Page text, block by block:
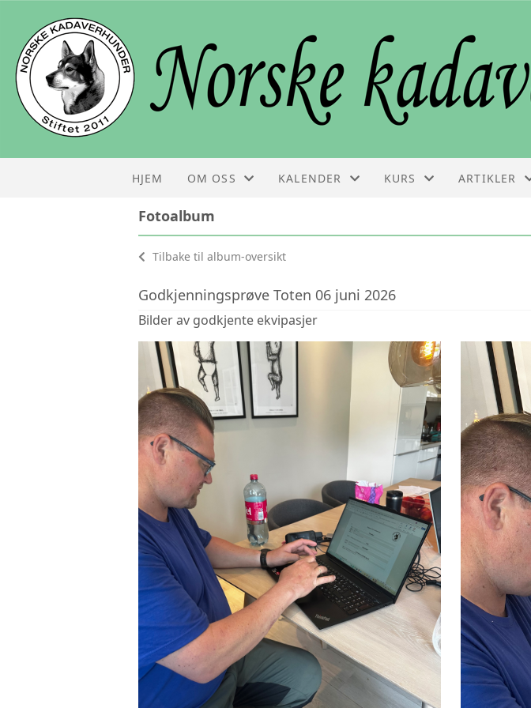
HJEM OM OSS
STYRET
KONTAKT
OM NKH
FOLDER
VIDEO
VEDTEKTER
ÅRSHJUL
KALENDER
LISTE
KURS
GODKJENNINGSPRØVE
BESTILLE KURS
KOSTNADER KURS
ARTIKLER
Fotoalbum
Tilbake til album-oversikt
Godkjenningsprøve Toten 06 juni 2026
Bilder av godkjente ekvipasjer